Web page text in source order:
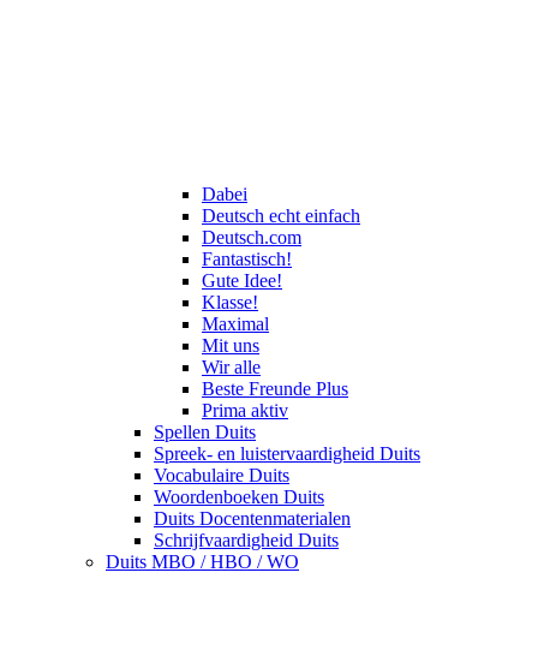
Dabei
Deutsch echt einfach
Deutsch.com
Fantastisch!
Gute Idee!
Klasse!
Maximal
Mit uns
Wir alle
Beste Freunde Plus
Prima aktiv
Spellen Duits
Spreek- en luistervaardigheid Duits
Vocabulaire Duits
Woordenboeken Duits
Duits Docentenmaterialen
Schrijfvaardigheid Duits
Duits MBO / HBO / WO